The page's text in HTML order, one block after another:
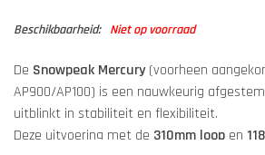
Beschikbaarheid: Niet op voorraad
De Snowpeak Mercury(voorheen
AP900/AP100) is een nauwkeurig
uitblinkt in stabiliteit en flexibiliteit.
Deze uitvoering met de 310mm loop en